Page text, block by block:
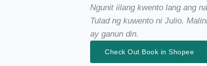
Ngunit iilang kwento lang ang
Tulad ng kuwento ni Julio.
ay ganun din.
Check Out Book in Shopee